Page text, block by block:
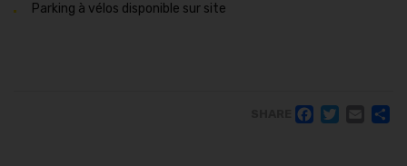
Parking à vélos disponible sur site